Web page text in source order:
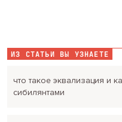
ИЗ СТАТЬИ ВЫ УЗНАЕТЕ
что такое эквализация и
сибилянтами